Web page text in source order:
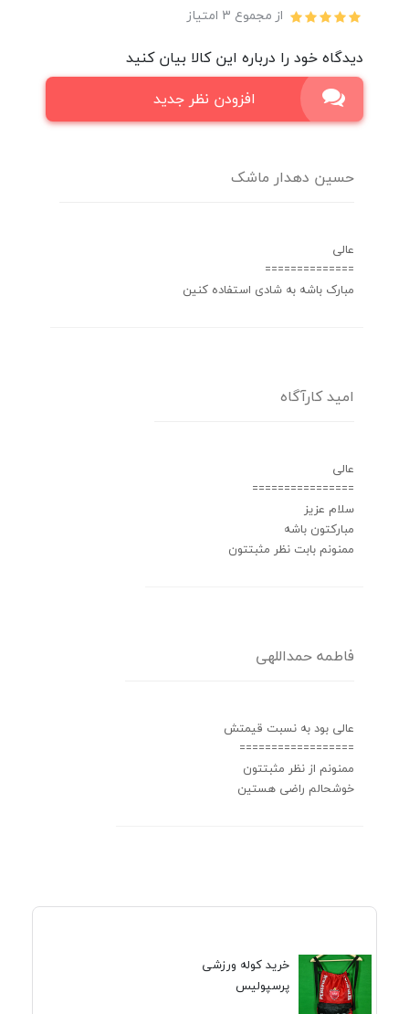
از مجموع 3 امتیاز
دیدگاه خود را درباره این کالا بیان کنید
افزودن نظر جدید
حسین دهدار ماشک
عالی
==============
مبارک باشه به شادی استفاده کنین
امید کارآگاه
عالی
================
سلام عزیز
مبارکتون باشه
ممنونم بابت نظر مثبتتون
فاطمه حمداللهی
عالی بود به نسبت قیمتش
==================
ممنونم از نظر مثبتتون
خوشحالم راضی هستین
خرید کوله ورزشی
پرسپولیس